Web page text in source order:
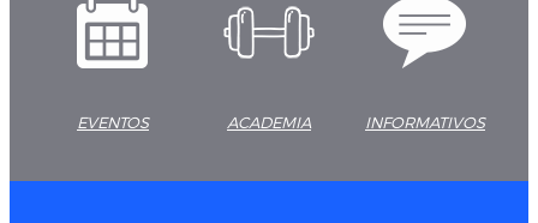
EVENTOS ACADEMIA INFORMATIVOS